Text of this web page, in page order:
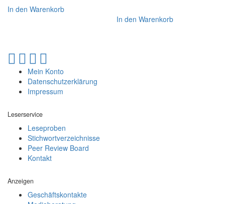
In den Warenkorb
In den Warenkorb
Mein Konto
Datenschutzerklärung
Impressum
Leserservice
Leseproben
Stichwortverzeichnisse
Peer Review Board
Kontakt
Anzeigen
Geschäftskontakte